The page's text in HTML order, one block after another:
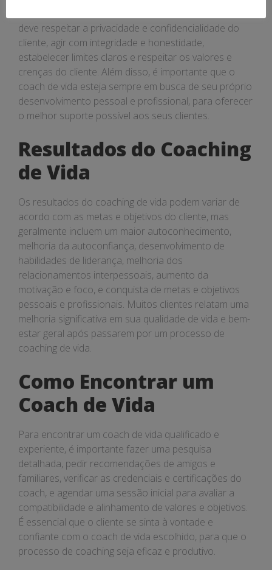
deve respeitar a privacidade e confidencialidade do
cliente, agir com integridade e honestidade,
estabelecer limites claros e respeitar os valores e
crenças do cliente. Além disso, é importante que o
coach de vida esteja sempre em busca de seu próprio
desenvolvimento pessoal e profissional, para oferecer
o melhor suporte possível aos seus clientes.
Resultados do Coaching
de Vida
Os resultados do coaching de vida podem variar de
acordo com as metas e objetivos do cliente, mas
geralmente incluem um maior autoconhecimento,
melhoria da autoconfiança, desenvolvimento de
habilidades de liderança, melhoria dos
relacionamentos interpessoais, aumento da
motivação e foco, e conquista de metas e objetivos
pessoais e profissionais. Muitos clientes relatam uma
melhoria significativa em sua qualidade de vida e bem-
estar geral após passarem por um processo de
coaching de vida.
Como Encontrar um
Coach de Vida
Para encontrar um coach de vida qualificado e
experiente, é importante fazer uma pesquisa
detalhada, pedir recomendações de amigos e
familiares, verificar as credenciais e certificações do
coach, e agendar uma sessão inicial para avaliar a
compatibilidade e alinhamento de valores e objetivos.
É essencial que o cliente se sinta à vontade e
confiante com o coach de vida escolhido, para que o
processo de coaching seja eficaz e produtivo.